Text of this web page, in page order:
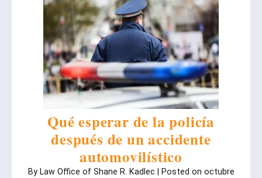
Qué esperar de la policía
después de un accidente
automovilístico
By Law Office of Shane R. Kadlec Posted on octubre